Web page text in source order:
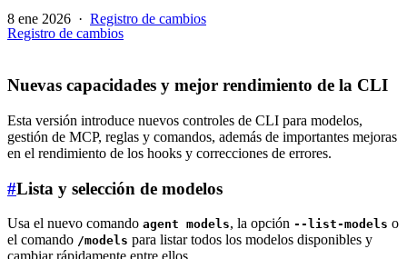
8 ene 2026 · Registro de cambios
Registro de cambios
Nuevas capacidades y mejor rendimiento de la CLI
Esta versión introduce nuevos controles de CLI para modelos,
gestión de MCP, reglas y comandos, además de importantes mejoras
en el rendimiento de los hooks y correcciones de errores.
#Lista y selección de modelos
Usa el nuevo comando agent models, la opción --list-models o
el comando /models para listar todos los modelos disponibles y